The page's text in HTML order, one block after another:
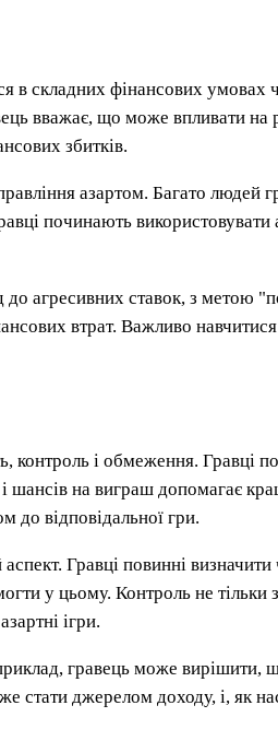
в складних фінансових умовах
вважає, що може впливати на
збитків.
азартом. Багато людей
починають використовувати
агресивних ставок, з метою
втрат. Важливо навчитися
і обмеження. Гравці
шансів на виграш допомагає
до відповідальної гри.
Гравці повинні визначити
у цьому. Контроль не тільки
ігри.
гравець може вирішити,
стати джерелом доходу, і, як